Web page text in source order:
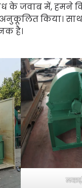
के जवाब में, हमने
किया।
है।